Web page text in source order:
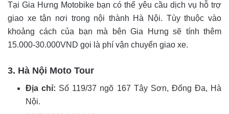
Tại Gia Hưng Motobike bạn có thể yêu cầu dịch vụ hỗ trợ
giao xe tận nơi trong nội thành Hà Nội. Tùy thuộc vào
khoảng cách của bạn mà bên Gia Hưng sẽ tính thêm
15.000-30.000VND gọi là phí vận chuyển giao xe.
3. Hà Nội Moto Tour
Địa chỉ: Số 119/37 ngõ 167 Tây Sơn, Đống Đa, Hà
Nội.